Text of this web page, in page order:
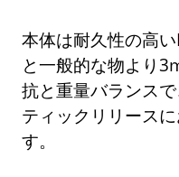
本体は耐久性の高
と一般的な物より
抗と重量バランス
ティックリリース
す。